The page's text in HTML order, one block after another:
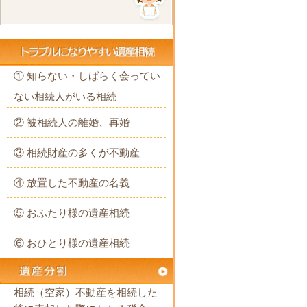
① 知らない・しばらく会ってい
ない相続人がいる相続
② 被相続人の離婚、再婚
③ 相続財産の多くが不動産
④ 放置した不動産の名義
⑤ おふたり様の遺産相続
⑥ おひとり様の遺産相続
相続（空家）不動産を相続した